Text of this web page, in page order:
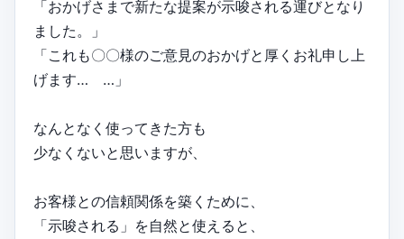
「おかげさまで新たな提案が示唆される運びとなり
ました。」
「これも〇〇様のご意見のおかげと厚くお礼申し上
げます… …」
なんとなく使ってきた方も
少なくないと思いますが、
お客様との信頼関係を築くために、
「示唆される」を自然と使えると、